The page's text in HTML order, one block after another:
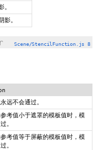
。
影。
Scene/StencilFunction.js 8
远不会通过。
考值小于遮罩的模板值时，模
。
考值等于屏蔽的模板值时，模
。